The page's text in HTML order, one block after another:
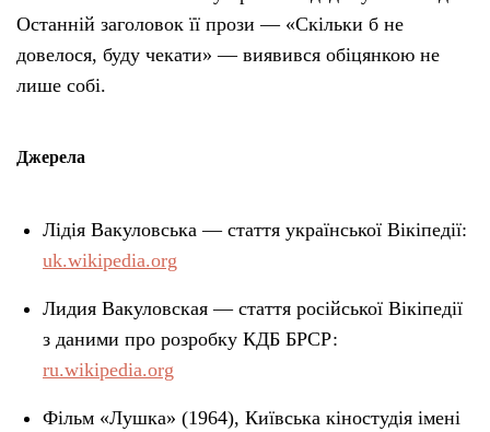
Останній заголовок її прози — «Скільки б не
довелося, буду чекати» — виявився обіцянкою не
лише собі.
Джерела
Лідія Вакуловська — стаття української Вікіпедії:
uk.wikipedia.org
Лидия Вакуловская — стаття російської Вікіпедії
з даними про розробку КДБ БРСР:
ru.wikipedia.org
Фільм «Лушка» (1964), Київська кіностудія імені